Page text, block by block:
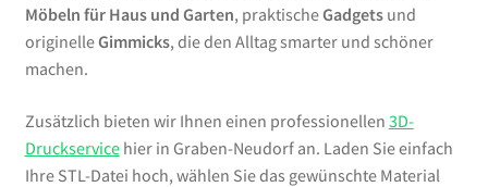
Möbeln für Haus und Garten, praktischeGadgetsund
originelleGimmicks, die den Alltag smarter und schöner
machen.
Zusätzlich bieten wir Ihnen einen professionellen 3D-
Druckservicehier in Graben-Neudorf an. Laden Sie einfach
Ihre STL-Datei hoch, wählen Sie das gewünschte Material